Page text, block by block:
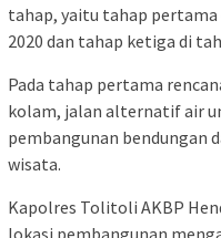
tahap, yaitu tahap pertama
2020 dan tahap ketiga di
Pada tahap pertama
kolam, jalan alternatif air
pembangunan bendungan
wisata.
Kapolres Tolitoli AKBP
lokasi pembangunan